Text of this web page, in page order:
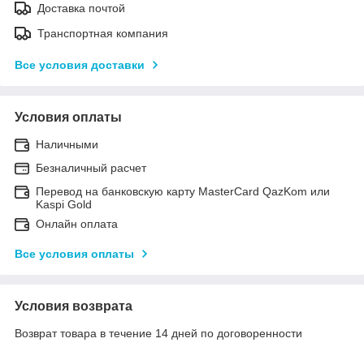
Доставка почтой
Транспортная компания
Все условия доставки
Условия оплаты
Наличными
Безналичный расчет
Перевод на банковскую карту MasterCard QazKom или
Kaspi Gold
Онлайн оплата
Все условия оплаты
Условия возврата
Возврат товара в течение 14 дней по договоренности